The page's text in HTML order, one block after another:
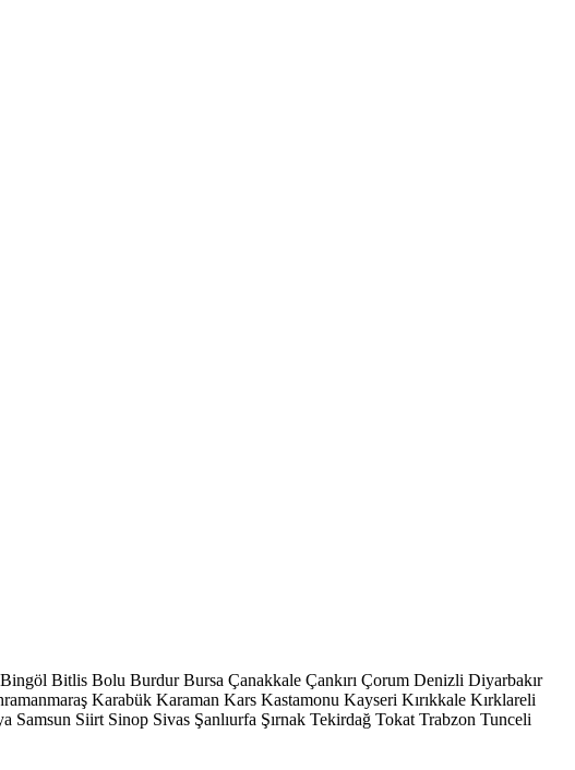
Bingöl Bitlis Bolu Burdur Bursa Çanakkale Çankırı Çorum Denizli Diyarbakır
Karabük Karaman Kars Kastamonu Kayseri Kırıkkale Kırklareli
Samsun Siirt Sinop Sivas Şanlıurfa Şırnak Tekirdağ Tokat Trabzon Tunceli